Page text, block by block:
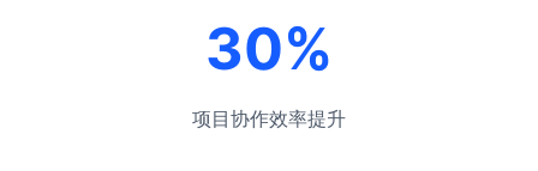
30%
项目协作效率提升